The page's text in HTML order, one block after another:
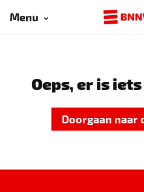
Menu
Oeps, er is
Doorgaan naar